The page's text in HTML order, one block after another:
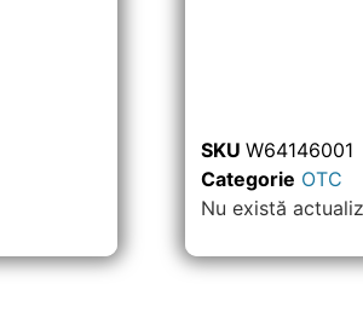
SKUW64146001
Categorie OTC
Nu există